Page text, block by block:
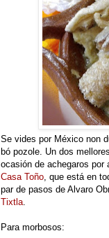
Se vides por México non
bó pozole. Un dos
ocasión de achegaros por
Casa Toño , que está en
par de pasos de Alvaro
Tixtla
Para morbosos: